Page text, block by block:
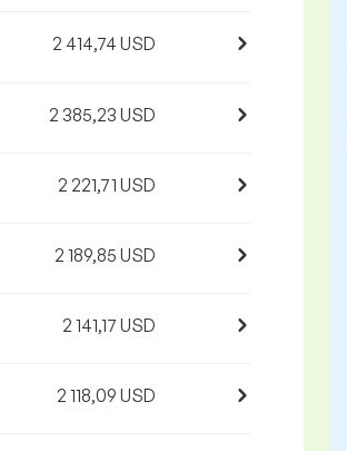
2 414,74 USD
2 385,23 USD
2 221,71 USD
2 189,85 USD
2 141,17 USD
2 118,09 USD